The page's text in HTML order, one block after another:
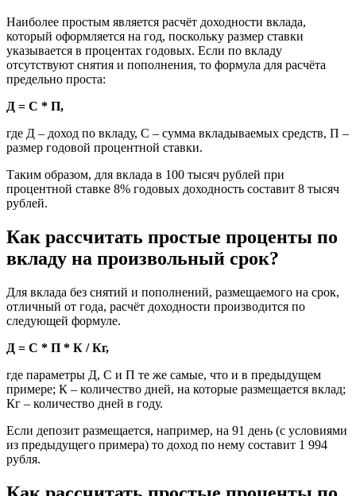
Наиболее простым является расчёт доходности вклада,
который оформляется на год, поскольку размер ставки
указывается в процентах годовых. Если по вкладу
отсутствуют снятия и пополнения, то формула для расчёта
предельно проста:
Д = С * П,
где Д – доход по вкладу, С – сумма вкладываемых средств, П –
размер годовой процентной ставки.
Таким образом, для вклада в 100 тысяч рублей при
процентной ставке 8% годовых доходность составит 8 тысяч
рублей.
Как рассчитать простые проценты по
вкладу на произвольный срок?
Для вклада без снятий и пополнений, размещаемого на срок,
отличный от года, расчёт доходности производится по
следующей формуле.
Д = С * П * К / Кг,
где параметры Д, С и П те же самые, что и в предыдущем
примере; К – количество дней, на которые размещается вклад;
Кг – количество дней в году.
Если депозит размещается, например, на 91 день (с условиями
из предыдущего примера) то доход по нему составит 1 994
рубля.